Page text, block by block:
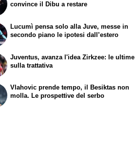
convince il Dibu a restare
Lucumì pensa solo alla Juve, messe in
secondo piano le ipotesi dall’estero
Juventus, avanza l'idea Zirkzee: le ultime
sulla trattativa
Vlahovic prende tempo, il Besiktas non
molla. Le prospettive del serbo